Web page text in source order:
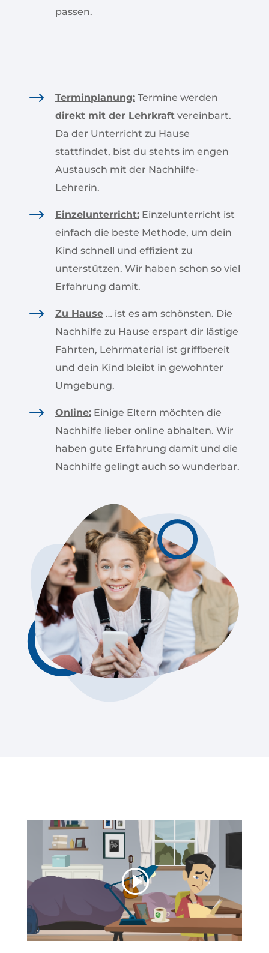
passen.
$ Terminplanung:Termine werden
direkt mit der Lehrkraftvereinbart.
Da der Unterricht zu Hause
stattfindet, bist du stehts im engen
Austausch mit der Nachhilfe-
Lehrerin.
$ Einzelunterricht:Einzelunterricht ist
einfach die beste Methode, um dein
Kind schnell und effizient zu
unterstützen. Wir haben schon so viel
Erfahrung damit.
$ Zu Hause… ist es am schönsten. Die
Nachhilfe zu Hause erspart dir lästige
Fahrten, Lehrmaterial ist griffbereit
und dein Kind bleibt in gewohnter
Umgebung.
$ Online:Einige Eltern möchten die
Nachhilfe lieber online abhalten. Wir
haben gute Erfahrung damit und die
Nachhilfe gelingt auch so wunderbar.